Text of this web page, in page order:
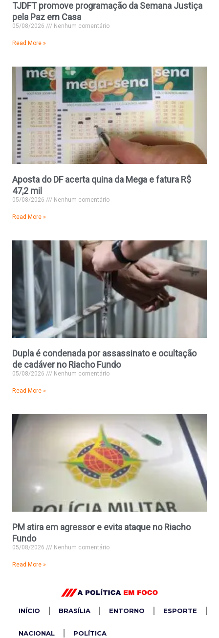
TJDFT promove programação da Semana Justiça
pela Paz em Casa
05/08/2026 Nenhum comentário
Read More »
Aposta do DF acerta quina da Mega e fatura R$
47,2 mil
05/08/2026 Nenhum comentário
Read More »
Dupla é condenada por assassinato e ocultação
de cadáver no Riacho Fundo
05/08/2026 Nenhum comentário
Read More »
PM atira em agressor e evita ataque no Riacho
Fundo
05/08/2026 Nenhum comentário
Read More »
INÍCIO BRASÍLIA ENTORNO ESPORTE
NACIONAL POLÍTICA